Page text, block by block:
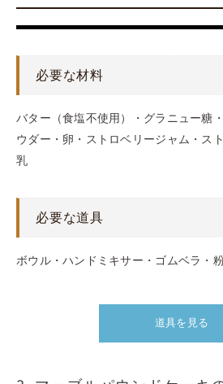
必要な材料
バター（食塩不使用）・グラニュー糖
ウダー・卵・ストロベリージャム・ス
乳
必要な道具
ボウル・ハンドミキサー・ゴムベラ・
道具を見る